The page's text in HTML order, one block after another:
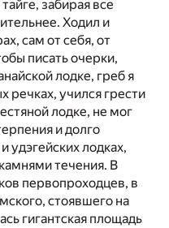
забирая все
Ходил и
сам от себя, от
писать очерки,
лодке, греб я
речках, учился грести
лодке, не мог
и долго
удэгейских лодках,
течения. В
первопроходцев, в
стоявшего на
гигантская площадь